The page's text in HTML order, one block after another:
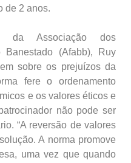
de 2 anos.
da Associação dos
Banestado (Afabb), Ruy
sobre os prejuízos da
fere o ordenamento
e os valores éticos e
não pode ser
“A reversão de valores
A norma promove
uma vez que quando